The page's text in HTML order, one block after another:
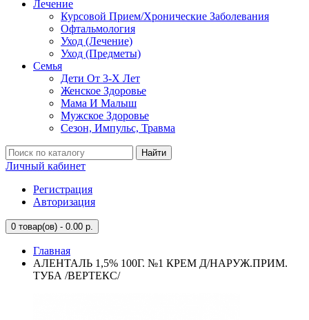
Лечение
Курсовой Прием/Хронические Заболевания
Офтальмология
Уход (Лечение)
Уход (Предметы)
Семья
Дети От 3-Х Лет
Женское Здоровье
Мама И Малыш
Мужское Здоровье
Сезон, Импульс, Травма
Найти
Личный кабинет
Регистрация
Авторизация
0 товар(ов) - 0.00 р.
Главная
АЛЕНТАЛЬ 1,5% 100Г. №1 КРЕМ Д/НАРУЖ.ПРИМ.
ТУБА /ВЕРТЕКС/